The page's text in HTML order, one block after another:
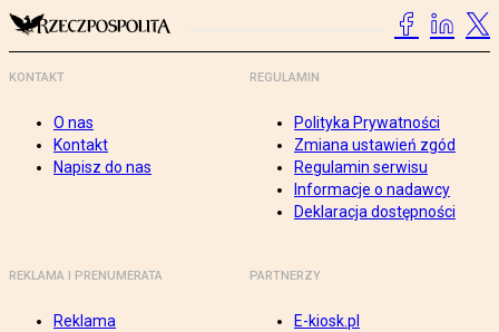
KONTAKT
O nas
Kontakt
Napisz do nas
REGULAMIN
Polityka Prywatności
Zmiana ustawień zgód
Regulamin serwisu
Informacje o nadawcy
Deklaracja dostępności
REKLAMA I PRENUMERATA
Reklama
PARTNERZY
E-kiosk.pl